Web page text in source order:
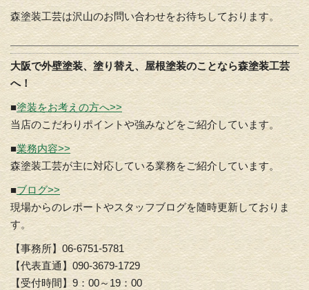
森塗装工芸は沢山のお問い合わせをお待ちしております。
大阪で外壁塗装、塗り替え、屋根塗装のことなら森塗装工芸
へ！
■塗装をお考えの方へ>>
当店のこだわりポイントや強みなどをご紹介しています。
■業務内容>>
森塗装工芸が主に対応している業務をご紹介しています。
■ブログ>>
現場からのレポートやスタッフブログを随時更新しておりま
す。
【事務所】06-6751-5781
【代表直通】090-3679-1729
【受付時間】9：00～19：00